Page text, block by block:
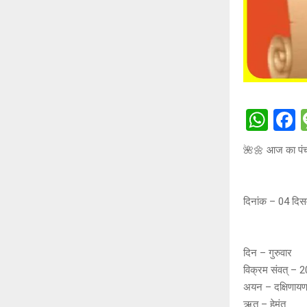
W
h
A
p
F
a
o
🌺🌼 आज का
दिनांक – 04
दिन – गुरुवार
विक्रम संवत् –
अयन – दक्षिणायण
ऋतु – हेमंत